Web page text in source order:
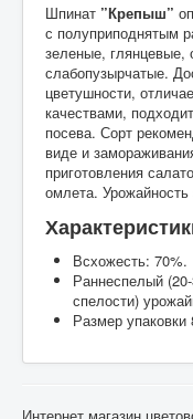
Шпинат ”Крепыш”
с полуприподнятым
зеленые, глянцевые,
слабопузырчатые.
цветушности,
качествами,
посева. Сорт
виде и
приготовления
омлета.
Всхожесть: 70%.
Раннеспелый
спелости)
Размер
Интернет магазин